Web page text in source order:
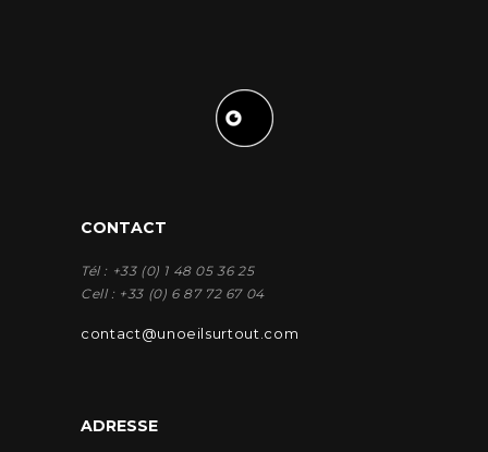
CONTACT
Tél : +33 (0) 1 48 05 36 25
Cell : +33 (0) 6 87 72 67 04
contact@unoeilsurtout.com
ADRESSE